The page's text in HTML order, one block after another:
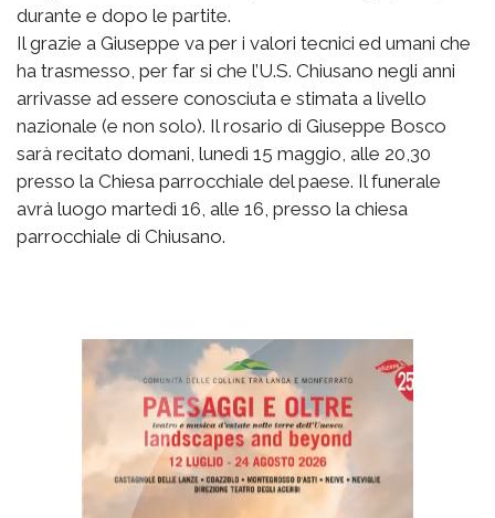
durante e dopo le partite.
Il grazie a Giuseppe va per i valori tecnici ed umani che
ha trasmesso, per far si che l’U.S. Chiusano negli anni
arrivasse ad essere conosciuta e stimata a livello
nazionale (e non solo). Il rosario di Giuseppe Bosco
sarà recitato domani, lunedì 15 maggio, alle 20,30
presso la Chiesa parrocchiale del paese. Il funerale
avrà luogo martedì 16, alle 16, presso la chiesa
parrocchiale di Chiusano.